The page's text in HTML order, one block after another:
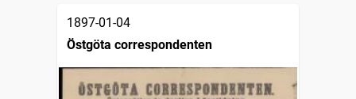
1897-01-04
Östgöta correspondenten